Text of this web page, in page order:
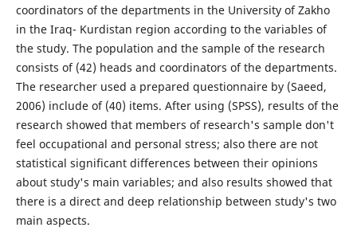
coordinators of the departments in the University of Zakho
in the Iraq- Kurdistan region according to the variables of
the study. The population and the sample of the research
consists of (42) heads and coordinators of the departments.
The researcher used a prepared questionnaire by (Saeed,
2006) include of (40) items. After using (SPSS), results of the
research showed that members of research's sample don't
feel occupational and personal stress; also there are not
statistical significant differences between their opinions
about study's main variables; and also results showed that
there is a direct and deep relationship between study's two
main aspects.